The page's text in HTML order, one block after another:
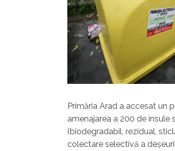
Primăria Arad a accesat un
amenajarea a 200 de
(biodegradabil, rezidual,
colectare selectivă a